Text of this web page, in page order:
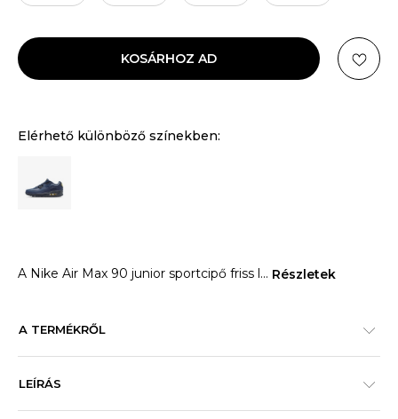
KOSÁRHOZ AD
Elérhető különböző színekben:
A Nike Air Max 90 junior sportcipő friss l... Részletek
A TERMÉKRŐL
LEÍRÁS